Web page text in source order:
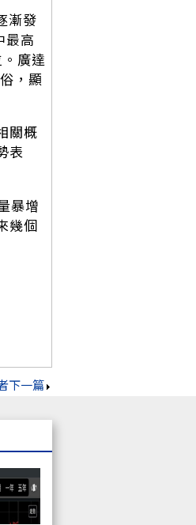
漸發
最高
廣達
，顯
關概
表
暴增
幾個
下一篇